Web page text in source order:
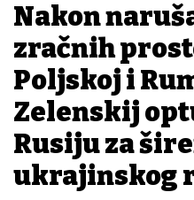
Nakon
zračnih
Poljskoj i
Zelenskij
Rusiju za
ukrajinskog